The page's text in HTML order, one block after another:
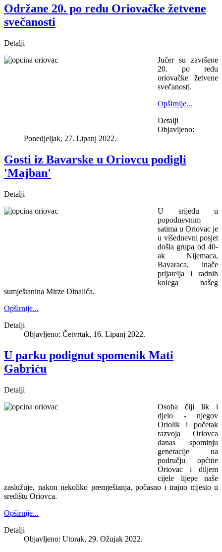
Održane 20. po redu Oriovačke žetvene
svečanosti
Detalji
Jučer su završene
20. po redu
oriovačke žetvene
svečanosti.
Opširnije...
Detalji
Objavljeno:
Ponedjeljak, 27. Lipanj 2022.
Gosti iz Bavarske u Oriovcu podigli
'Majban'
Detalji
U srijedu u
popodnevnim
satima u Oriovac je
u višednevni posjet
došla grupa od 40-
ak Nijemaca,
Bavaraca, inače
prijatelja i radnih
kolega našeg
sumještanina Mirze Dinalića.
Opširnije...
Detalji
Objavljeno: Četvrtak, 16. Lipanj 2022.
U parku podignut spomenik Mati
Gabriću
Detalji
Osoba čiji lik i
djelo - njegov
Oriolik i početak
razvoja Oriovca
danas spominju
generacije na
području općine
Oriovac i diljem
cijele lijepe naše
zaslužuje, nakon nekoliko premještanja, počasno i trajno mjesto u
središtu Oriovca.
Opširnije...
Detalji
Objavljeno: Utorak, 29. Ožujak 2022.